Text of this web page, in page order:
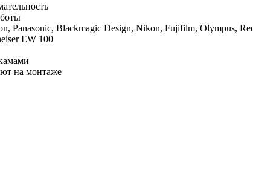
Panasonic, Blackmagic Design, Nikon, Fujifilm, Olympus,
EW 100
на монтаже